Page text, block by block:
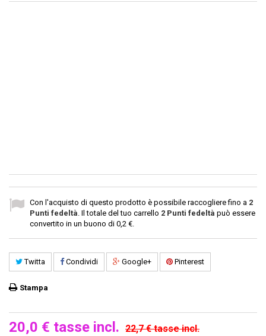
Con l'acquisto di questo prodotto è possibile raccogliere fino a 2
Punti fedeltà . Il totale del tuo carrello 2 Punti fedeltà può essere
convertito in un buono di 0,2 €
Twitta Condividi Google+ Pinterest
Stampa
20,0 € tasse incl. 22,7 €tasse incl.